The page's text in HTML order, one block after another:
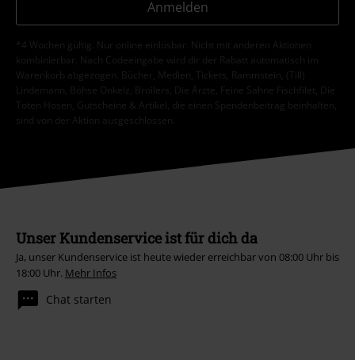
Anmelden
*4 Wochen gültig. Nur online einlösbar. Nicht mit anderen Aktionen
kombinierbar. Nach Codeeingabe wird dir der Rabatt automatisch im
Warenkorb abgezogen. Bücher, Medien, Tickets, Rammstein, (Till)
Lindemann, Böhse Onkelz, Broilers, Die Ärzte, Feine Sahne Fischfilet, Die
Toten Hosen, Gutscheine & Artikel, die einen Spendenbeitrag beinhalten,
sind von der Aktion ausgeschlossen.
Unser Kundenservice ist für dich da
Ja, unser Kundenservice ist heute wieder erreichbar von 08:00 Uhr bis
18:00 Uhr. Mehr Infos
Chat starten